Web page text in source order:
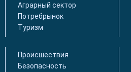
Аграрный сектор
Потребрынок
Туризм
Происшествия
Безопасность